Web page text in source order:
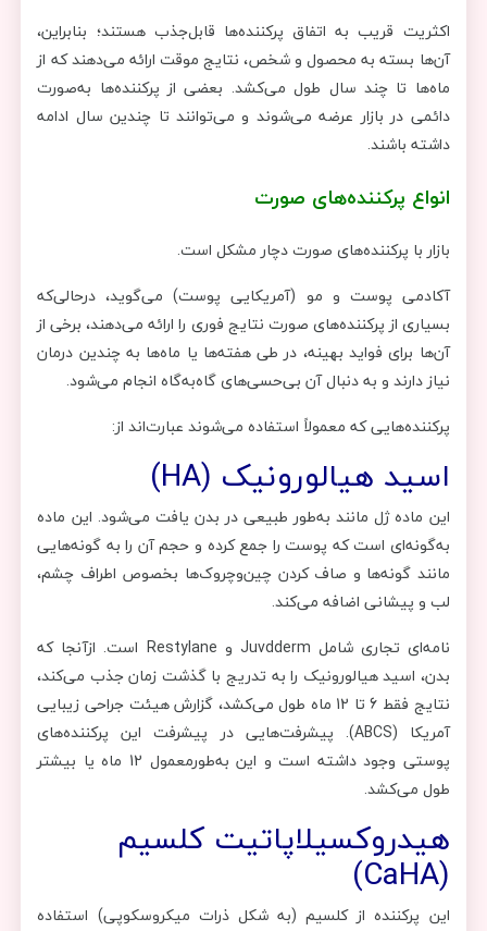
اکثریت قریب به اتفاق پرکننده‌ها قابل‌جذب هستند؛ بنابراین،
آن‌ها بسته به محصول و شخص، نتایج موقت ارائه می‌دهند که از
ماه‌ها تا چند سال طول می‌کشد. بعضی از پرکننده‌ها به‌صورت
دائمی در بازار عرضه می‌شوند و می‌توانند تا چندین سال ادامه
داشته باشند.
انواع پرکننده‌های صورت
بازار با پرکننده‌های صورت دچار مشکل است.
آکادمی پوست و مو (آمریکایی پوست) می‌گوید، درحالی‌که
بسیاری از پرکننده‌های صورت نتایج فوری را ارائه می‌دهند، برخی از
آن‌ها برای فواید بهینه، در طی هفته‌ها یا ماه‌ها به چندین درمان
نیاز دارند و به دنبال آن بی‌حسی‌های گاه‌به‌گاه انجام می‌شود.
پرکننده‌هایی که معمولاً استفاده می‌شوند عبارت‌اند از:
اسید هیالورونیک (HA)
این ماده ژل مانند به‌طور طبیعی در بدن یافت می‌شود. این ماده
به‌گونه‌ای است که پوست را جمع کرده و حجم آن را به گونه‌هایی
مانند گونه‌ها و صاف کردن چین‌وچروک‌ها بخصوص اطراف چشم،
لب و پیشانی اضافه می‌کند.
نامه‌ای تجاری شامل Juvdderm و Restylane است. ازآنجا که
بدن، اسید هیالورونیک را به تدریج با گذشت زمان جذب می‌کند،
نتایج فقط 6 تا 12 ماه طول می‌کشد، گزارش هیئت جراحی زیبایی
آمریکا (ABCS). پیشرفت‌هایی در پیشرفت این پرکننده‌های
پوستی وجود داشته است و این به‌طورمعمول 12 ماه یا بیشتر
طول می‌کشد.
هیدروکسیلاپاتیت کلسیم
(CaHA)
این پرکننده از کلسیم (به شکل ذرات میکروسکوپی) استفاده